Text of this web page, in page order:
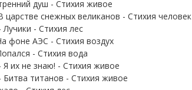
душ - Стихия живое
снежных великанов - Стихия человек
- Стихия лес
фоне АЭС - Стихия воздух
- Стихия вода
их не знаю! - Стихия живое
титанов - Стихия живое